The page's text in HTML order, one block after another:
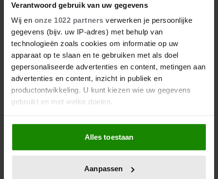
Verantwoord gebruik van uw gegevens
Wij en onze 1022 partners verwerken je persoonlijke
gegevens (bijv. uw IP-adres) met behulp van
technologieën zoals cookies om informatie op uw
apparaat op te slaan en te gebruiken met als doel
gepersonaliseerde advertenties en content, metingen aan
advertenties en content, inzicht in publiek en
productontwikkeling. U kunt kiezen wie uw gegevens
gebruikt en met welke doelen.
Als u het toestaat, willen we ook graag:
Informatie verzamelen over uw geografische locatie,
die tot een paar meter nauwkeurig kan zijn
op specifieke eigenschappen (fingerprinting)
Alles toestaan
Aanpassen
De nieuwe Mijn Geheim ligt nu in de winkel
Abonneren
Digitaal lezen